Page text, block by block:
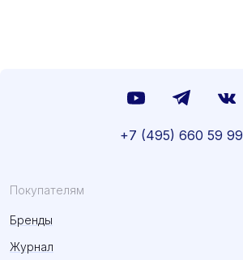
Покупателям
Бренды
Журнал
+7 (495) 660 59 99